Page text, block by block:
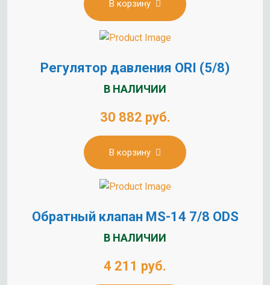
В корзину
Регулятор давления ORI (5/8)
В НАЛИЧИИ
30 882 руб.
В корзину
Обратный клапан MS-14 7/8 ODS
В НАЛИЧИИ
4 211 руб.